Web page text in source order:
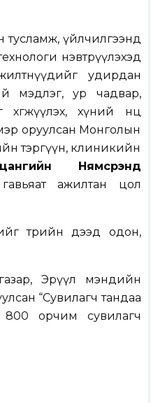
тусламж, үйлчилгээнд
нэвтрүүлэхэд
удирдан
мэдлэг, ур чадвар,
хүний нөөц
оруулсан Монголын
тэргүүн, клиникийн
гийн Нямсүрэнд
ажилтан цол
төрийн дээд одон,
Эрүүл мэндийн
“Сувилагч тандаа
800 орчим сувилагч